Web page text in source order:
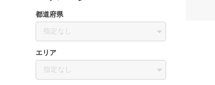
都道府県
指定なし
エリア
指定なし